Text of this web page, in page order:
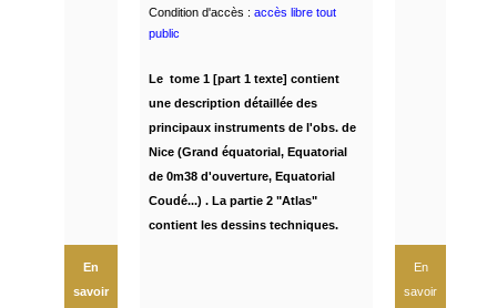
Condition d'accès : accès libre tout
public
Le tome 1 [part 1 texte] contient
une description détaillée des
principaux instruments de l'obs. de
Nice (Grand équatorial, Equatorial
de 0m38 d'ouverture, Equatorial
Coudé...) . La partie 2 "Atlas"
contient les dessins techniques.
En
savoir
En
savoir